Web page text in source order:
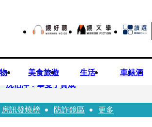
美食旅遊 生活 車錶酒
沈伯洋：舉雙手贊成
延續五支箭與十大交通建設
房訊發燒榜 防詐鏡區 更多